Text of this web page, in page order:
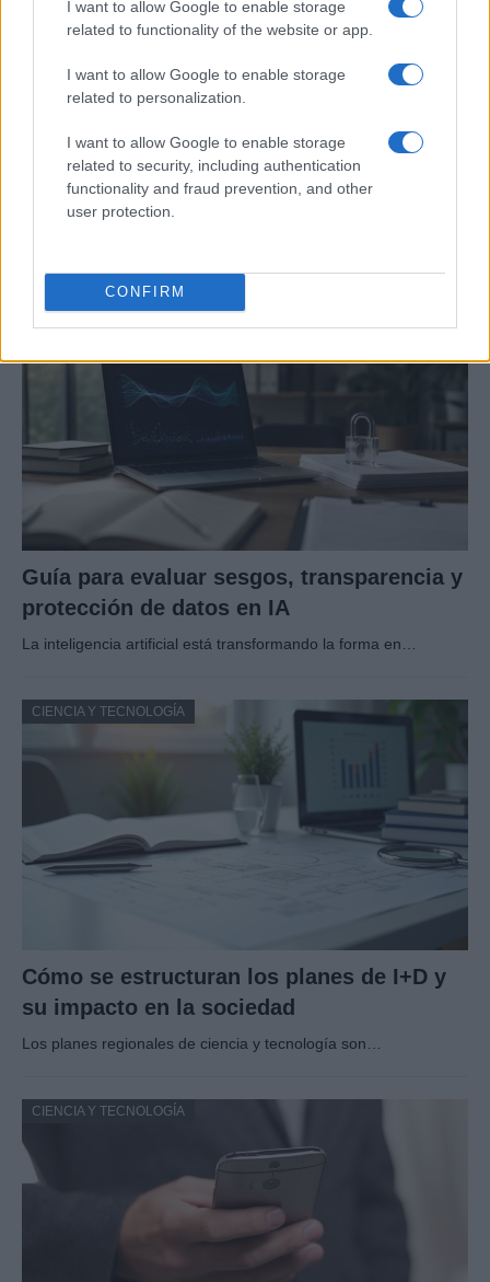
I want to allow Google to enable storage
related to functionality of the website or app.
I want to allow Google to enable storage
related to personalization.
I want to allow Google to enable storage
related to security, including authentication
functionality and fraud prevention, and other
user protection.
CONFIRM
Cómo elegir una carrera STEAM: perfiles
emergentes y competencias clave
CIENCIA Y TECNOLOGÍA
Guía para evaluar sesgos, transparencia y
protección de datos en IA
La inteligencia artificial está transformando la forma en…
CIENCIA Y TECNOLOGÍA
Cómo se estructuran los planes de I+D y
su impacto en la sociedad
Los planes regionales de ciencia y tecnología son…
CIENCIA Y TECNOLOGÍA